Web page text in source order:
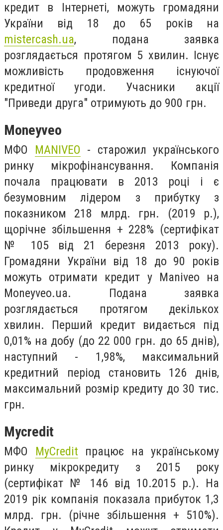
кредит в Інтернеті, можуть громадяни
України від 18 до 65 років на
mistercash.ua, подана заявка
розглядається протягом 5 хвилин. Існує
можливість продовження існуючої
кредитної угоди. Учасники акції
"Приведи друга" отримують до 900 грн.
Moneyveo
МФО MANIVEO - старожил українського
ринку мікрофінансування. Компанія
почала працювати в 2013 році і є
безумовним лідером з прибутку з
показником 218 млрд. грн. (2019 р.),
щорічне збільшення + 228% (сертифікат
№ 105 від 21 березня 2013 року).
Громадяни України від 18 до 90 років
можуть отримати кредит у Maniveo на
Moneyveo.ua. Подана заявка
розглядається протягом декількох
хвилин. Перший кредит видається під
0,01% на добу (до 22 000 грн. до 65 днів),
наступний - 1,98%, максимальний
кредитний період становить 126 днів,
максимальний розмір кредиту до 30 тис.
грн.
Mycredit
МФО MyCredit працює на українському
ринку мікрокредиту з 2015 року
(сертифікат № 146 від 10.2015 р.). На
2019 рік компанія показала прибуток 1,3
млрд. грн. (річне збільшення + 510%).